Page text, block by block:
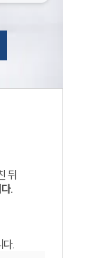
뒤
.
.